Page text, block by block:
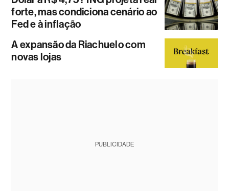
forte, mas condiciona cenário ao
Fed e à inflação
A expansão da Riachuelo com
novas lojas
PUBLICIDADE